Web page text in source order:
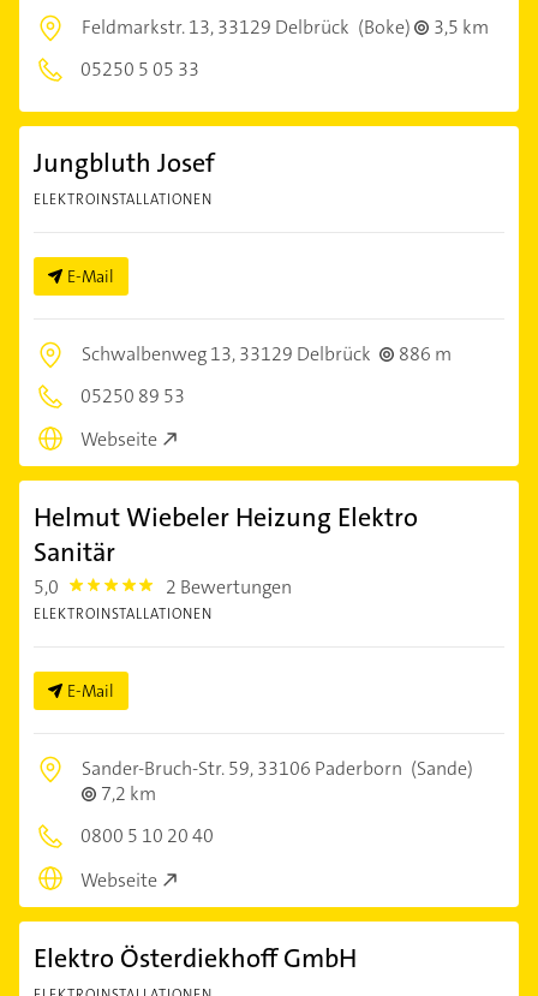
Feldmarkstr. 13,33129 Delbrück (Boke)
3,5 km
05250 5 05 33
Jungbluth Josef
ELEKTROINSTALLATIONEN
E-Mail
Schwalbenweg 13,33129 Delbrück
886 m
05250 89 53
Webseite
Helmut Wiebeler Heizung Elektro
Sanitär
5,0 5.0 2 Bewertungen
ELEKTROINSTALLATIONEN
E-Mail
Sander-Bruch-Str. 59,33106 Paderborn (Sande)
7,2 km
0800 5 10 20 40
Webseite
Elektro Österdiekhoff GmbH